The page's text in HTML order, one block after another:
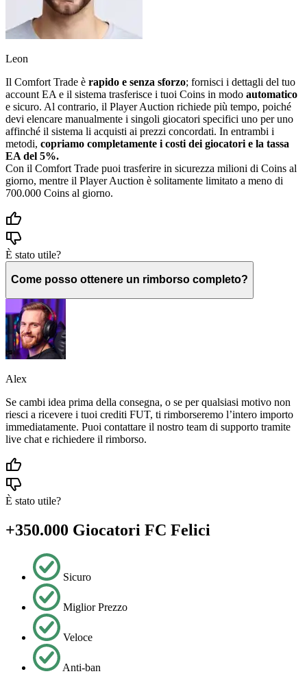
Leon
Il Comfort Trade è rapido e senza sforzo; fornisci i dettagli del tuo
account EA e il sistema trasferisce i tuoi Coins in modo automatico
e sicuro. Al contrario, il Player Auction richiede più tempo, poiché
devi elencare manualmente i singoli giocatori specifici uno per uno
affinché il sistema li acquisti ai prezzi concordati. In entrambi i
metodi, copriamo completamente i costi dei giocatori e la tassa
EA del 5%.
Con il Comfort Trade puoi trasferire in sicurezza milioni di Coins al
giorno, mentre il Player Auction è solitamente limitato a meno di
700.000 Coins al giorno.
È stato utile?
Come posso ottenere un rimborso completo?
Alex
Se cambi idea prima della consegna, o se per qualsiasi motivo non
riesci a ricevere i tuoi crediti FUT, ti rimborseremo l’intero importo
immediatamente. Puoi contattare il nostro team di supporto tramite
live chat e richiedere il rimborso.
È stato utile?
+350.000 Giocatori FC Felici
Sicuro
Miglior Prezzo
Veloce
Anti-ban